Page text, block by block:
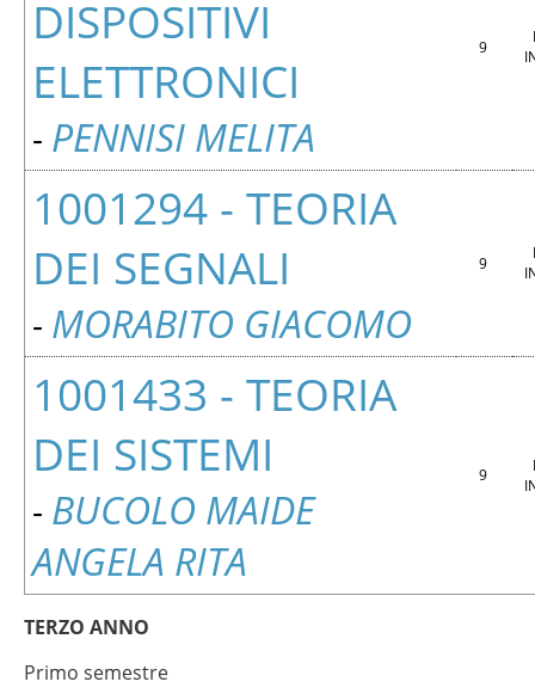
DISPOSITIVI
ELETTRONICI
- PENNISI MELITA
9
1001294 - TEORIA
DEI SEGNALI
- MORABITO GIACOMO
9
1001433 - TEORIA
DEI SISTEMI
- BUCOLO MAIDE
ANGELA RITA
9
TERZO ANNO
Primo semestre